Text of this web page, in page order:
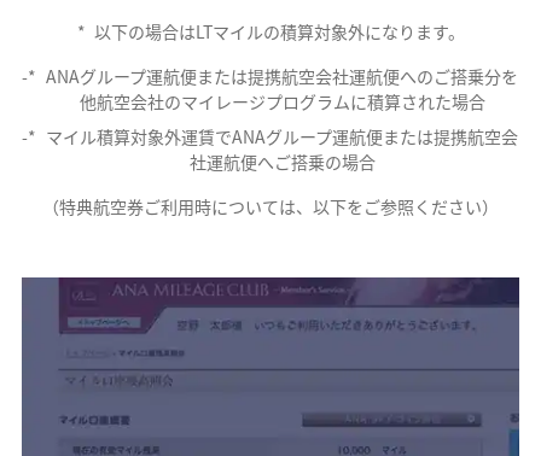
* 以下の場合はLTマイルの積算対象外になります。
* ANAグループ運航便または提携航空会社運航便へのご搭乗分を
他航空会社のマイレージプログラムに積算された場合
* マイル積算対象外運賃でANAグループ運航便または提携航空会
社運航便へご搭乗の場合
（特典航空券ご利用時については、以下をご参照ください）